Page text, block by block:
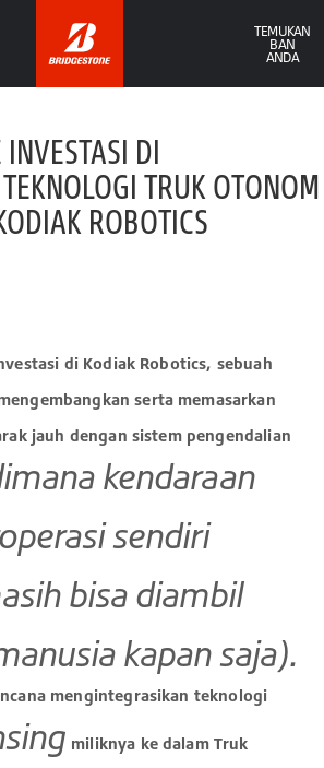
TEMUKAN
BAN
ANDA
DI
TRUK OTONOM
ROBOTICS
di Kodiak Robotics, sebuah
serta memasarkan
jauh dengan sistem pengendalian
kendaraan
sendiri
bisa diambil
kapan saja).
mengintegrasikan teknologi
miliknya ke dalam Truk